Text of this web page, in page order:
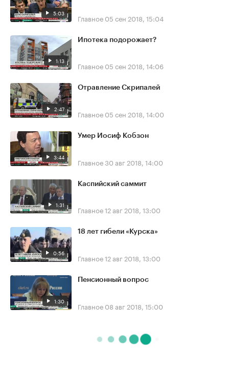
5:03 Главное 05 сен 2018, 15:04
1:13
Ипотека подорожает?
Главное 05 сен 2018, 14:06
2:47
Отравление Скрипалей
Главное 05 сен 2018, 14:00
3:44
Умер Иосиф Кобзон
Главное30 авг 2018, 14:00
1:31
Каспийский саммит
Главное12 авг 2018, 13:00
0:56
18 лет гибели «Курска»
Главное12 авг 2018, 13:00
1:30
Пенсионный вопрос
Главное 08 авг 2018, 15:00